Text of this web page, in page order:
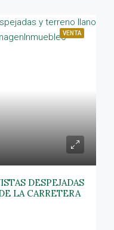
VENTA
DESPEJADAS
LA CARRETERA